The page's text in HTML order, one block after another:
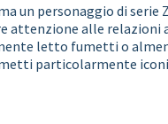
un personaggio di serie
alle relazioni
letto fumetti o
particolarmente